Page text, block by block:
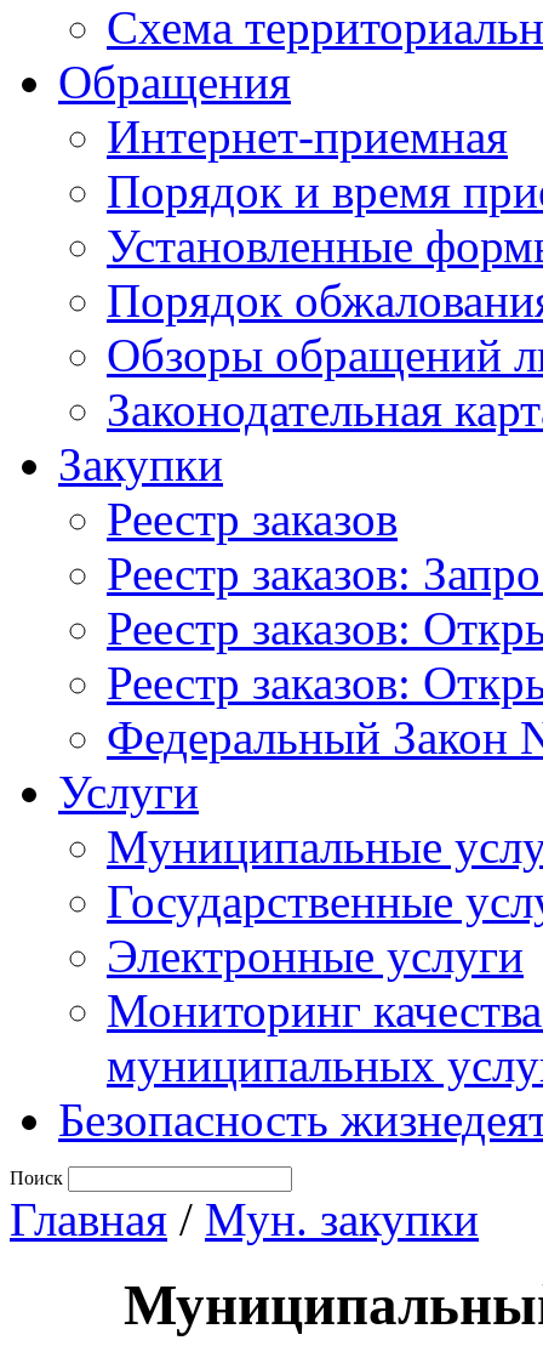
Схема
Обращения
Интернет-приемная
Порядок и время
Установленные
Порядок
Обзоры обращений
Законодательная
Закупки
Реестр заказов
Реестр заказов:
Реестр заказов:
Реестр заказов:
Федеральный Закон
Услуги
Муниципальные
Государственные
Электронные услуги
Мониторинг
муниципальных
Безопасность
Поиск
Главная / Мун. закупки